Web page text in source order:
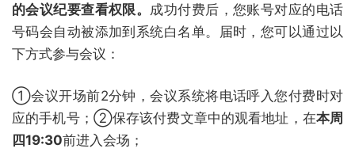
的会议纪要查看权限。 成功付费后，您账号对应的电话
号码会自动被添加到系统白名单。届时，您可以通过以
下方式参与会议：
①会议开场前2分钟，会议系统将电话呼入您付费时对
应的手机号；②保存该付费文章中的观看地址，在本周
四19:30前进入会场；